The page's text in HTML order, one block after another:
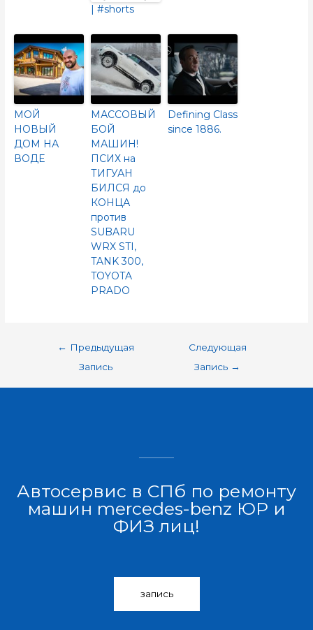
| #shorts
МОЙ
НОВЫЙ
ДОМ НА
ВОДЕ
МАССОВЫЙ
БОЙ
МАШИН!
ПСИХ на
ТИГУАН
БИЛСЯ до
КОНЦА
против
SUBARU
WRX STI,
TANK 300,
TOYOTA
PRADO
Defining Class
since 1886.
← Предыдущая
Запись
Следующая
Запись →
Автосервис в СПб по ремонту
машин mercedes-benz ЮР и
ФИЗ лиц!
запись